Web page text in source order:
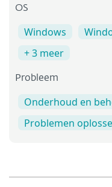
OS
Windows
+ 3 meer
Probleem
Onderhoud en
Problemen